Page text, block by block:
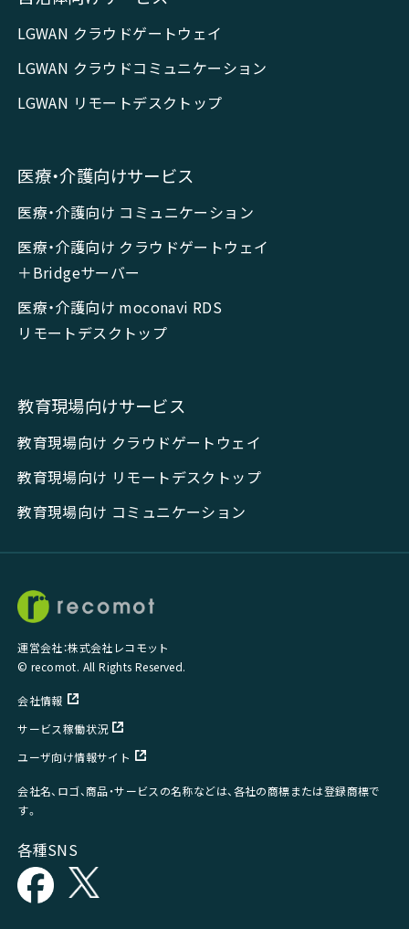
LGWAN クラウドゲートウェイ
LGWAN クラウドコミュニケーション
LGWAN リモートデスクトップ
医療・介護向けサービス
医療・介護向け コミュニケーション
医療・介護向け クラウドゲートウェイ
＋Bridgeサーバー
医療・介護向け moconavi RDS
リモートデスクトップ
教育現場向けサービス
教育現場向け クラウドゲートウェイ
教育現場向け リモートデスクトップ
教育現場向け コミュニケーション
運営会社：株式会社レコモット
© recomot. All Rights Reserved.
会社情報
サービス稼働状況
ユーザ向け情報サイト
会社名、ロゴ、商品・サービスの名称などは、各社の商標または登録商標で
す。
各種SNS